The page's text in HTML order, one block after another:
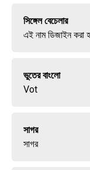
সিঙ্গেল বেচেলার
এই নাম ডিজাইন করা
ভুতের বাংলো
Vot
সাগর
সাগর